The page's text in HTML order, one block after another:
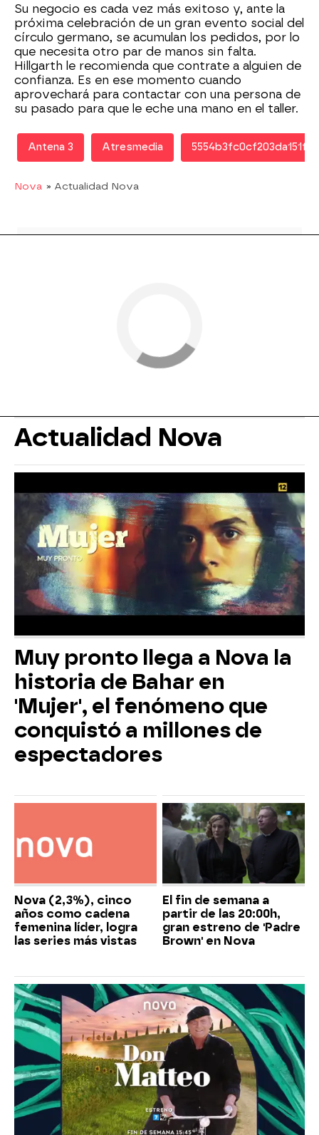
Su negocio es cada vez más exitoso y, ante la
próxima celebración de un gran evento social del
círculo germano, se acumulan los pedidos, por lo
que necesita otro par de manos sin falta.
Hillgarth le recomienda que contrate a alguien de
confianza. Es en ese momento cuando
aprovechará para contactar con una persona de
su pasado para que le eche una mano en el taller.
Antena 3 Atresmedia
Nova » Actualidad Nova
Actualidad Nova
Muy pronto llega a Nova la
historia de Bahar en
'Mujer', el fenómeno que
conquistó a millones de
espectadores
Nova (2,3%), cinco
años como cadena
femenina líder, logra
las series más vistas
El fin de semana a
partir de las 20:00h,
gran estreno de 'Padre
Brown' en Nova